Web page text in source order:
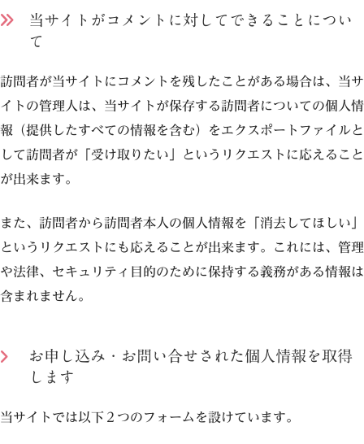
当サイトがコメントに対してできることについ
て
訪問者が当サイトにコメントを残したことがある場合は、当サ
イトの管理人は、当サイトが保存する訪問者についての個人情
報（提供したすべての情報を含む）をエクスポートファイルと
して訪問者が「受け取りたい」というリクエストに応えること
が出来ます。
また、訪問者から訪問者本人の個人情報を「消去してほしい」
というリクエストにも応えることが出来ます。これには、管理
や法律、セキュリティ目的のために保持する義務がある情報は
含まれません。
お申し込み・お問い合せされた個人情報を取得
します
当サイトでは以下２つのフォームを設けています。